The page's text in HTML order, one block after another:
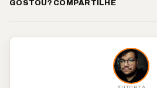
GOSTOU? COMPARTILHE